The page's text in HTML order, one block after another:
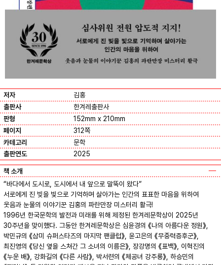
저자
김홍
출판사
한겨레출판사
판형
152mm x 210mm
페이지
312쪽
카테고리
문학
출판연도
2025
책 소개
“바다에서 도시로, 도시에서 내 앞으로 말뚝이 왔다”
서로에게 진 빚을 빛으로 기억하며 살아가는 인간의 표표한 마음을 위하여
웃음과 눈물의 이야기꾼 김홍의 파란만장 미스터리 활극!
1996년 한국문학의 발전과 미래를 위해 제정된 한겨레문학상이 2025년
30주년을 맞이했다. 그동안 한겨레문학상은 심윤경의 《나의 아름다운 정원》,
박민규의 《삼미 슈퍼스타즈의 마지막 팬클럽》, 윤고은의 《무중력증후군》,
최진영의 《당신 옆을 스쳐간 그 소녀의 이름은》, 장강명의 《표백》, 이혁진의
《누운 배》, 강화길의 《다른 사람》, 박서련의 《체공녀 강주룡》, 하승민의